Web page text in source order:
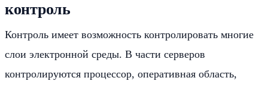
контроль
Контроль имеет возможность контролировать многие
слои электронной среды. В части серверов
контролируются процессор, оперативная область,